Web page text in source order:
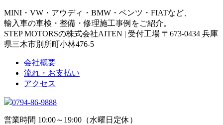
MINI・VW・アウディ・BMW・ベンツ・FIATなど、
輸入車の車検・整備・修理施工事例をご紹介。
STEP MOTORSの株式会社AITEN | 受付工場 〒673-0434 兵庫
県三木市別所町小林476-5
会社概要
流れ・お支払い
アクセス
0794-86-9888
営業時間 10:00～19:00（水曜日定休）